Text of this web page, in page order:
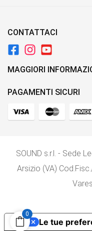
CONTATTACI
MAGGIORI
PAGAMENTI SICURI
SOUND s.r.l. - Sede
Arsizio (VA)
0
Le tue